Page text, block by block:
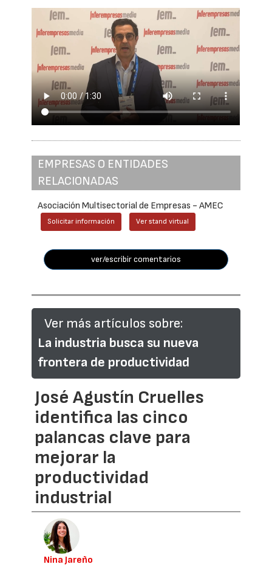
EMPRESAS O ENTIDADES
RELACIONADAS
Asociación Multisectorial de Empresas - AMEC
Solicitar información Ver stand virtual
ver/escribir comentarios
Ver más artículos sobre:
La industria busca su nueva
frontera de productividad
José Agustín Cruelles
identifica las cinco
palancas clave para
mejorar la
productividad
industrial
Nina Jareño